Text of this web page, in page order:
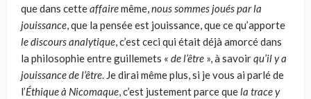
que dans cetteaffairemême,nous sommes joués par la
jouissance, que la pensée est jouissance, que ce qu’apporte
le discours analytique, c’est ceci qui était déjà amorcé dans
la philosophie entre guillemets « de l’être », à savoirqu’il y a
jouissance de l’être. Je dirai même plus, si je vous ai parlé de
l’Éthique à Nicomaque, c’est justement parce quela trace y